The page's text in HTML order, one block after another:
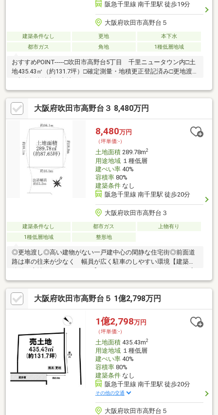
阪急千里線 南千里駅 徒歩19分
大阪府吹田市高野台５
建築条件なし 更地
本下水
都市ガス
角地 1種低層地域
おすすめPOINT-----□吹田市高野台5丁目 千里ニュータウン内□土
地435.43㎡（約131.7坪）□確定測量・地積更正登記済み□更地渡し
で建築可能です ハウスメーカー工務店ご紹介いたします
大阪府吹田市高野台３ 8,480万円
8,480万円
（坪単価:-）
土地面積289.78m2
用途地域１種低層
建ぺい率40%
容積率80%
建築条件なし
阪急千里線 南千里駅 徒歩20分
大阪府吹田市高野台３
建築条件なし 都市ガス
上物有り
1種低層地域
整形地
◎更地渡し◎高い建物がない一戸建中心の閑静な住宅街◎前面道
路は車の往来が少なく 幅員が広く駐車のしやすい環境【建築条
件付き土地ではございません】お好きなハウスメーカー、工務店
で建築可能です■土地面積：289.78㎡（約87.65坪）■公道幅員：約
12.2ｍ■土地間口：約16.1ｍ■南東向き【周辺環境】イズミヤ山田
西店 約590mローソン吹田山田西一丁目店 約600m
むらさき公園 約160m玉川学園幼稚
園 約260m吹田市立高野台小学校 約930m
吹田市立高野台中学校 約720m
大阪府吹田市高野台５ 1億2,798万円
1億2,798万円
（坪単価:-）
土地面積435.43m2
用途地域１種低層
建ぺい率40%
容積率80%
建築条件なし
阪急千里線 南千里駅 徒歩20分
その他の交通
大阪府吹田市高野台５